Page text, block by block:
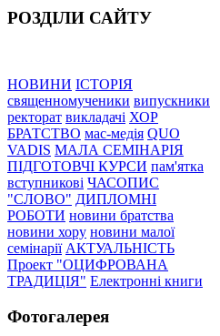
РОЗДІЛИ САЙТУ
НОВИНИ ІСТОРІЯ
священномученики випускники
ректорат викладачі ХОР
БРАТСТВО мас-медія QUO
VADIS МАЛА СЕМІНАРІЯ
ПІДГОТОВЧІ КУРСИ пам'ятка
вступникові ЧАСОПИС
"СЛОВО" ДИПЛОМНІ
РОБОТИ новини братства
новини хору новини малої
семінарії АКТУАЛЬНІСТЬ
Проект "ОЦИФРОВАНА
ТРАДИЦІЯ" Електронні книги
Фотогалерея